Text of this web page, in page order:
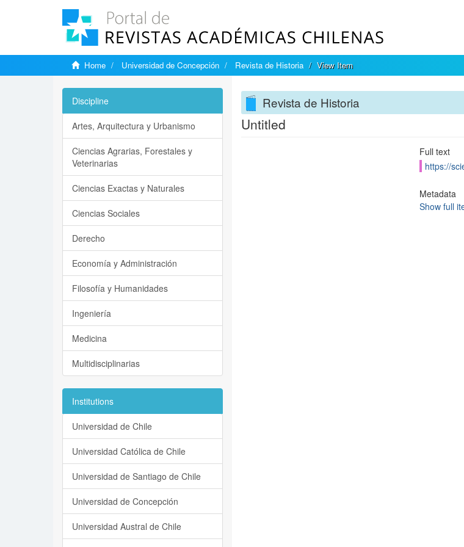
Home Universidad de Concepción Revista de Historia View Item
Revista de Historia
Untitled
Full text
https://
Metadata
Show full
Discipline
Artes, Arquitectura y Urbanismo
Ciencias Agrarias, Forestales y
Veterinarias
Ciencias Exactas y Naturales
Ciencias Sociales
Derecho
Economía y Administración
Filosofía y Humanidades
Ingeniería
Medicina
Multidisciplinarias
Institutions
Universidad de Chile
Universidad Católica de Chile
Universidad de Santiago de Chile
Universidad de Concepción
Universidad Austral de Chile